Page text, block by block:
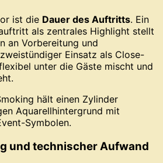
ist die Dauer des Auftritts. Ein
als zentrales Highlight stellt
an Vorbereitung und
Einsatz als Close-
unter die Gäste mischt und
und technischer Aufwand